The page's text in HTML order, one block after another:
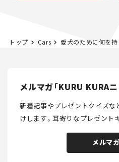
トップ Cars 愛犬のために何を持っていく？愛犬とキャンプのアンケート
メルマガ「KURU KURAニ
新着記事やプレゼントクイズな
けします。耳寄りなプレゼント
メルマ